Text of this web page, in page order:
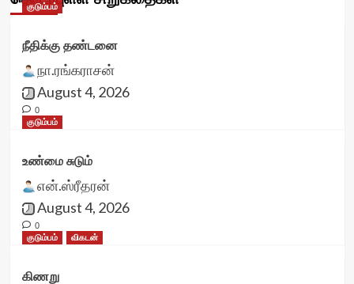
குடும்பம்
நீதிக்கு தண்டனை
நா.ரங்கராசன்
August 4, 2026
0
குடும்பம்
உண்மை சுடும்
என்.ஸ்ரீதரன்
August 4, 2026
0
குடும்பம்
விகடன்
கிணறு